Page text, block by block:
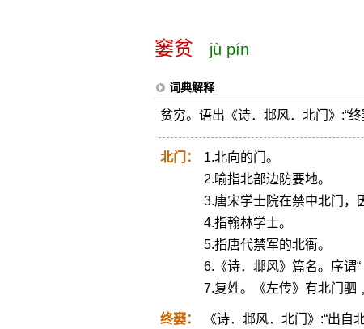
窭贫 jù pín
词典解释
贫穷。语出《诗．邶风．北门》:“
北门：
1.北向的门。
2.喻指北部边防要地。
3.唐宋学士院在禁中北门，
4.指翰林学士。
5.指唐代禁军的北衙。
6.《诗．邶风》篇名。序谓
7.复姓。《左传》有北门驷
终窭： 《诗．邶风．北门》:“出自